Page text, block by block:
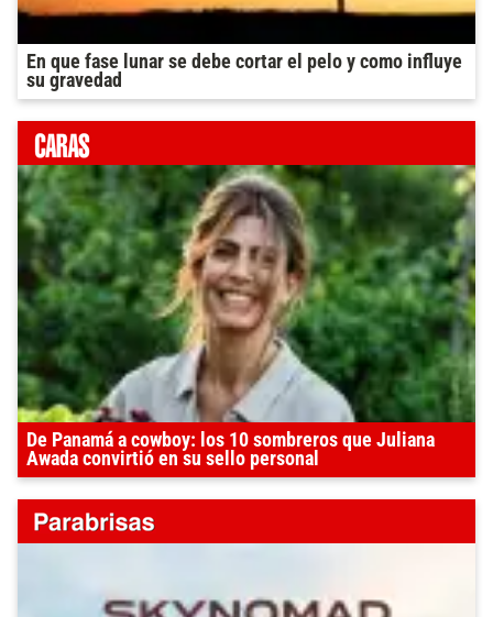
En que fase lunar se debe cortar el pelo y como influye
su gravedad
De Panamá a cowboy: los 10 sombreros que Juliana
Awada convirtió en su sello personal